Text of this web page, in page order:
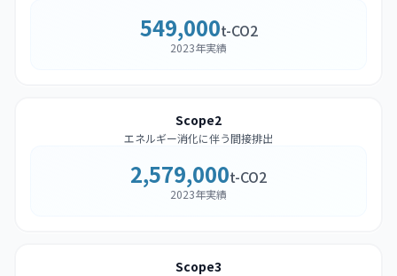
549,000t-CO2
2023年実績
Scope2
エネルギー消化に伴う間接排出
2,579,000t-CO2
2023年実績
Scope3